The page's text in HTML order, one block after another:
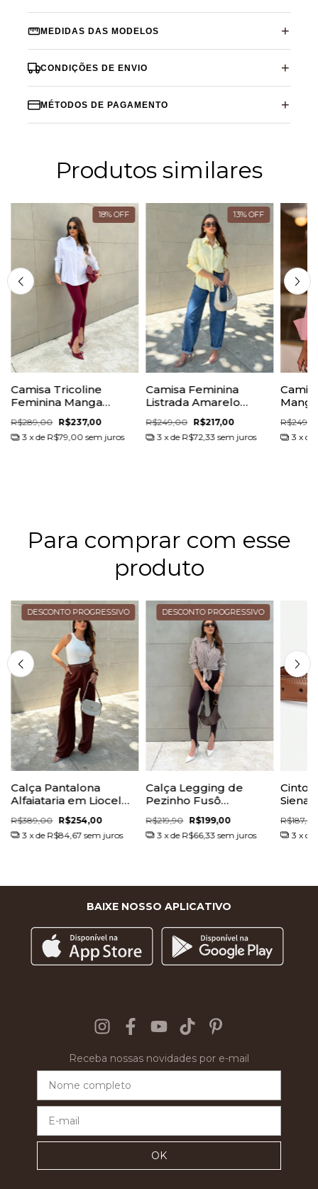
MEDIDAS DAS MODELOS
CONDIÇÕES DE ENVIO
MÉTODOS DE PAGAMENTO
Produtos similares
18%OFF
Camisa Tricoline
Feminina Manga
Longa
R$289,00
R$237,00
3 x de R$79,00 sem juros
13%OFF
Camisa Feminina
Listrada Amarelo
Manteiga
R$249,00 R$217,00
3 x de R$72,33 sem juros
3 x de
Para comprar com esse
produto
DESCONTO PROGRESSIVO
Calça Pantalona
Alfaiataria em Liocel
R$389,00
R$254,00
3 x de R$84,67 sem juros
DESCONTO PROGRESSIVO
Calça Legging de
Pezinho Fusô
Charlotte
R$219,90 R$199,00
3 x de R$66,33 sem juros
Cinto
Siena
3 x de
BAIXE NOSSO APLICATIVO
Receba nossas novidades por e-mail